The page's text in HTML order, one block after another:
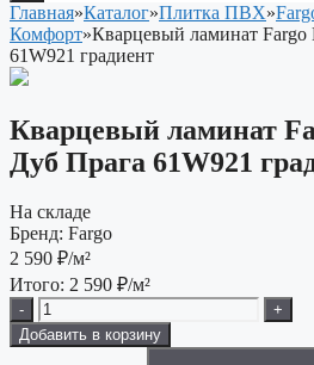
Главная»Каталог»Плитка ПВХ»
Комфорт»Кварцевый ламинат
61W921 градиент
Кварцевый ламинат
Дуб Прага 61W921
На складе
Бренд: Fargo
2 590 ₽/м²
Итого: 2 590 ₽/м²
-
+
Добавить в корзину